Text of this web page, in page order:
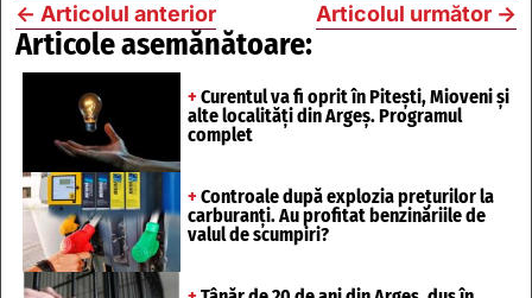
← Articolul anterior Articolul următor →
Articole asemănătoare:
+ Curentul va fi oprit în Pitești, Mioveni și
alte localități din Argeș. Programul
complet
+ Controale după explozia prețurilor la
carburanți. Au profitat benzinăriile de
valul de scumpiri?